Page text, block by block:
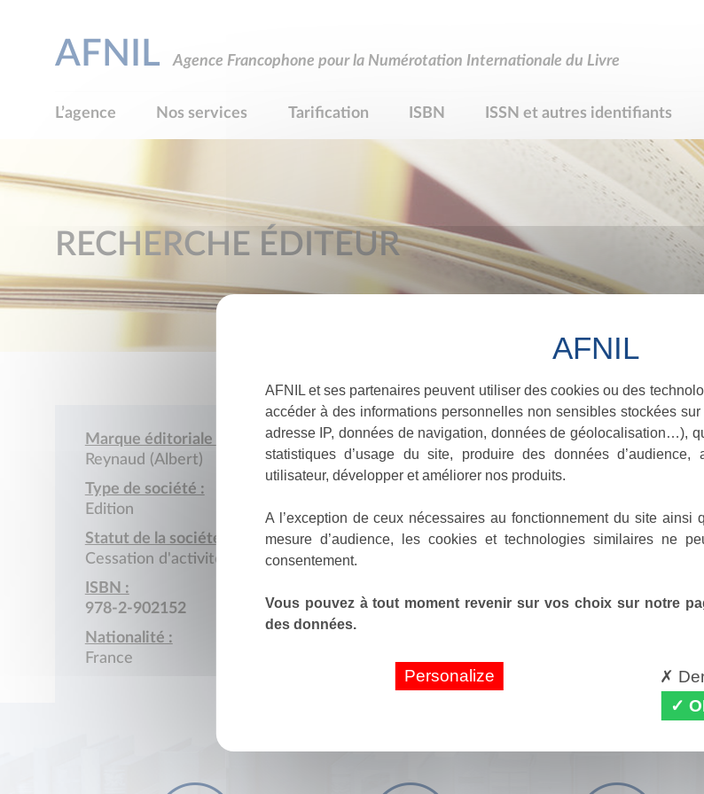
AFNIL Agence Francophone pour la Numérotation Internationale du Livre
L’agence Nos services Tarification ISBN ISSN et autres identifiants
RECHERCHE ÉDITEUR
Marque éditoriale :
Reynaud (Albert)
Type de société :
Edition
Statut de la société :
Cessation d'activité
ISBN :
978-2-902152
Nationalité :
France
AFNIL et ses partenaires peuvent utiliser des cookies ou des
accéder à des informations personnelles non sensibles stockées
adresse IP, données de navigation, données de géolocalisation…),
statistiques d’usage du site, produire des données d’audience,
utilisateur, développer et améliorer nos produits.
A l’exception de ceux nécessaires au fonctionnement du site ainsi
mesure d’audience, les cookies et technologies similaires ne
consentement.
Vous pouvez à tout moment revenir sur vos choix sur notre
des données.
Personalize